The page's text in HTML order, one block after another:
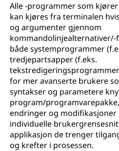
Alle -programmer som
kan kjøres fra terminalen
og argumenter gjennom
kommandolinjealternativer/-
både systemprogrammer
tredjepartsapper (f.eks.
for mer avanserte brukere
syntakser og parametere
program/
endringer og
individuelle
applikasjon de trenger
og krefter i prosessen.